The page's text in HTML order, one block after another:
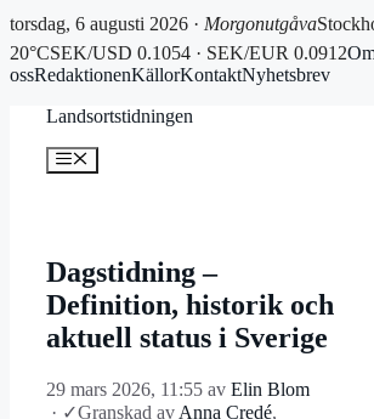
torsdag, 6 augusti 2026 · Morgonutgåva
20°CSEK/USD 0.1054 · SEK/EUR 0.0912
ossRedaktionenKällorKontaktNyhetsbrev
Landsortstidningen
Meny
Dagstidning –
Definition, historik och
aktuell status i Sverige
29 mars 2026, 11:55 av Elin Blom
· ✓Granskad av Anna Credé,